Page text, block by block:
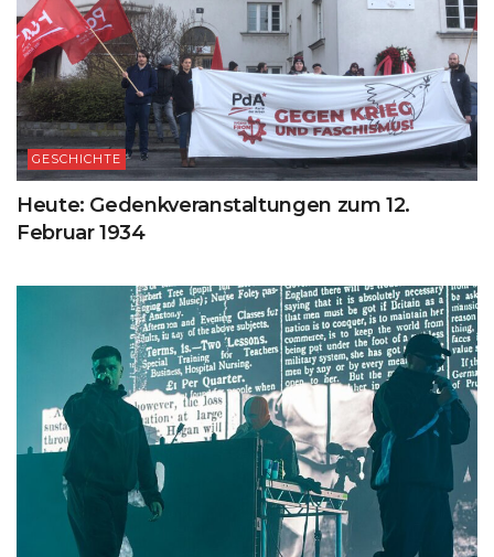
GESCHICHTE
Heute: Gedenkveranstaltungen zum 12.
Februar 1934